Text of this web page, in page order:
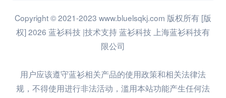
Copyright © 2021-2023 www.bluelsqkj.com 版权所有 [版
权] 2026 蓝衫科技 |技术支持 蓝衫科技 上海蓝衫科技有
限公司
用户应该遵守蓝衫相关产品的使用政策和相关法律法
规，不得使用进行非法活动，滥用本站功能产生任何法